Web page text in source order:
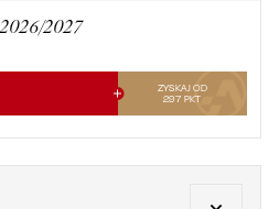
2026/2027
ZYSKAJ OD
297 PKT